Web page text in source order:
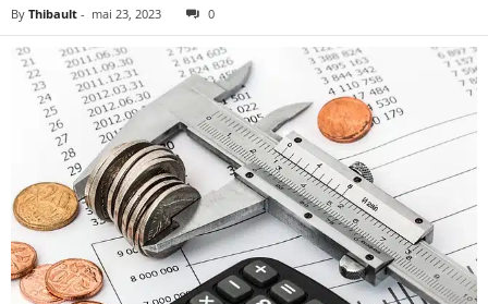
By Thibault - mai 23, 2023 0